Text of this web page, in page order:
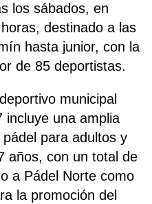
los sábados, en
destinado a las
hasta junior, con la
de 85 deportistas.
municipal
incluye una amplia
para adultos y
años, con un total de
a Pádel Norte como
la promoción del